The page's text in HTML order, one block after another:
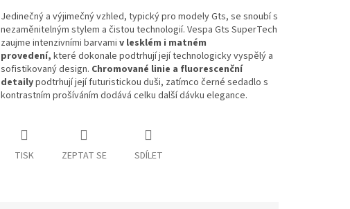
Jedinečný a výjimečný vzhled, typický pro modely Gts, se snoubí s
nezaměnitelným stylem a čistou technologií. Vespa Gts SuperTech
zaujme intenzivními barvami v lesklém i matném
provedení, které dokonale podtrhují její technologicky vyspělý a
sofistikovaný design. Chromované linie a fluorescenční
detailypodtrhují její futuristickou duši, zatímco černé sedadlo s
kontrastním prošíváním dodává celku další dávku elegance.
TISK ZEPTAT SE SDÍLET